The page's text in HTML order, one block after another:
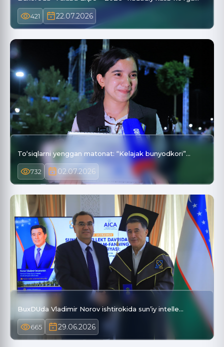
421 22.07.2026
To‘siqlarni yenggan matonat: “Kelajak bunyodkori”…
732 02.07.2026
BuxDUda Vladimir Norov ishtirokida sun’iy intelle…
665 29.06.2026